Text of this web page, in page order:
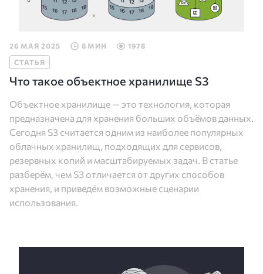
26 МАЯ 2025 8 МИН
1978
СТАТЬЯ
Что такое объектное хранилище S3
Объектное хранилище — это технология, которая
предназначена для хранения больших объёмов данных.
Сегодня S3 считается одним из наиболее популярных
облачных хранилищ, подходящих для сервисов,
резервных копий и масштабируемых задач. В статье
разберём, чем S3 отличается от других способов
хранения, и приведём возможные сценарии
использования.